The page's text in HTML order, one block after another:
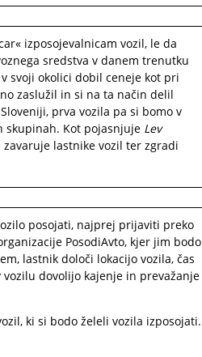
izposojevalnicam vozil, le da
sredstva v danem trenutku
svoji okolici dobil ceneje kot pri
zaslužil in si na ta način delil
prva vozila pa si bomo v
skupinah. Kot pojasnjuje Lev
lastnike vozil ter zgradi
posojati, najprej prijaviti preko
PosodiAvto, kjer jim bodo
lastnik določi lokacijo vozila, čas
dovolijo kajenje in prevažanje
ki si bodo želeli vozila izposojati.